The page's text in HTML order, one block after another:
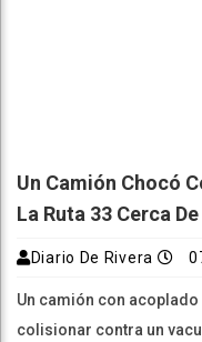
Un Camión Chocó
La Ruta 33 Cerca
Diario De Rivera
Un camión con
colisionar contra un